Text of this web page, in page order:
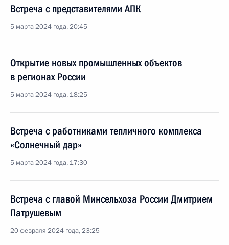
Встреча с представителями АПК
5 марта 2024 года, 20:45
Открытие новых промышленных объектов
в регионах России
5 марта 2024 года, 18:25
Встреча с работниками тепличного комплекса
«Солнечный дар»
5 марта 2024 года, 17:30
Встреча с главой Минсельхоза России Дмитрием
Патрушевым
20 февраля 2024 года, 23:25